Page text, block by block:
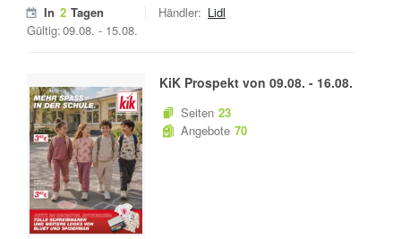
In 2 Tagen
Gültig:09.08. - 15.08.
Händler: Lidl
KiK Prospekt von 09.08. - 16.08.
Seiten 23
Angebote 70